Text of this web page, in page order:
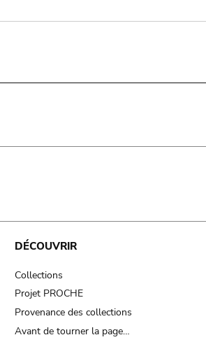
DÉCOUVRIR
Collections
Projet PROCHE
Provenance des collections
Avant de tourner la page…